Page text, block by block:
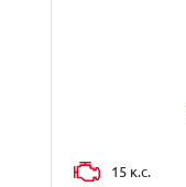
15 к.с.